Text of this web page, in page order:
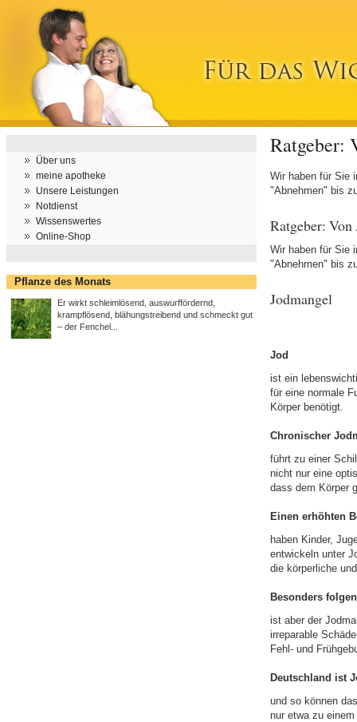
Über uns
meine apotheke
Unsere Leistungen
Notdienst
Wissenswertes
Online-Shop
Pflanze des Monats
Er wirkt schleimlösend, auswurffördernd,
krampflösend, blähungstreibend und schmeckt gut
– der Fenchel...
Ratgeber:
Wir haben für Sie
"Abnehmen" bis
Ratgeber:
Wir haben für Sie
"Abnehmen" bis
Jodmangel
Jod
ist ein
für eine normale
Körper benötigt.
Chronischer
führt zu einer
nicht nur eine
dass dem Körper
Einen erhöhten
haben Kinder,
entwickeln unter
die körperliche
Besonders
ist aber der
irreparable
Fehl- und
Deutschland ist
und so können
nur etwa zu